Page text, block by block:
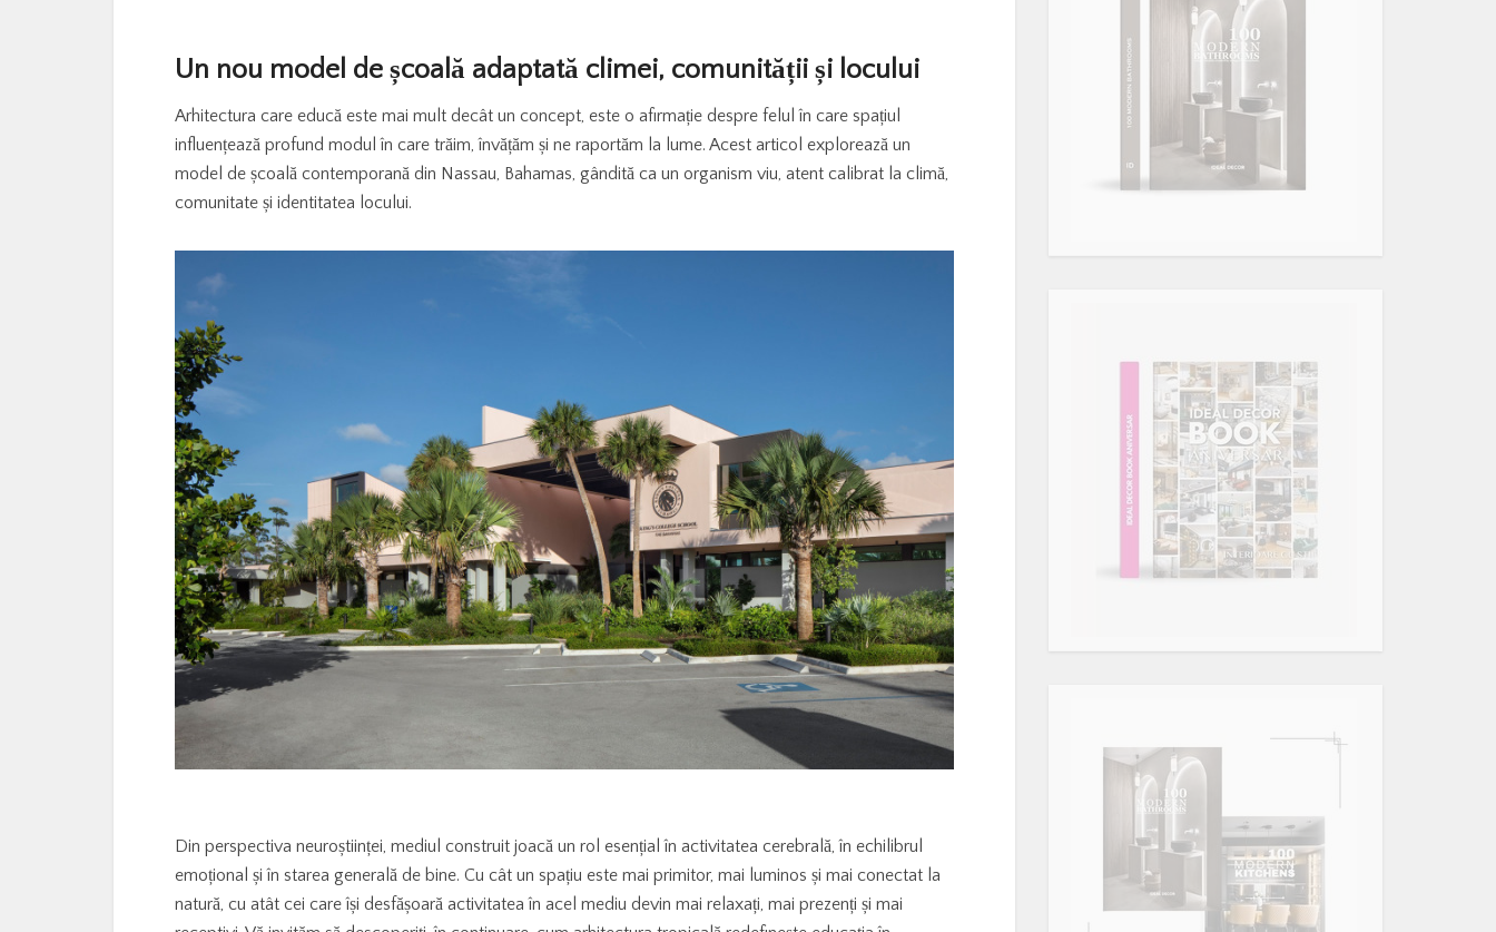
Un nou model de școală adaptată climei, comunității și locului
Arhitectura care educă este mai mult decât un concept, este o afirmație despre felul în care spațiul
influențează profund modul în care trăim, învățăm și ne raportăm la lume. Acest articol explorează un
model de școală contemporană din Nassau, Bahamas, gândită ca un organism viu, atent calibrat la climă,
comunitate și identitatea locului.
Din perspectiva neuroștiinței, mediul construit joacă un rol esențial în activitatea cerebrală, în echilibrul
emoțional și în starea generală de bine. Cu cât un spațiu este mai primitor, mai luminos și mai conectat la
natură, cu atât cei care își desfășoară activitatea în acel mediu devin mai relaxați, mai prezenți și mai